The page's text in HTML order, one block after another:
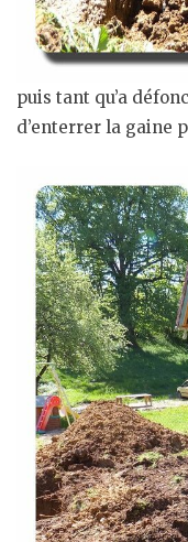
puis tant qu’a
d’enterrer la gaine